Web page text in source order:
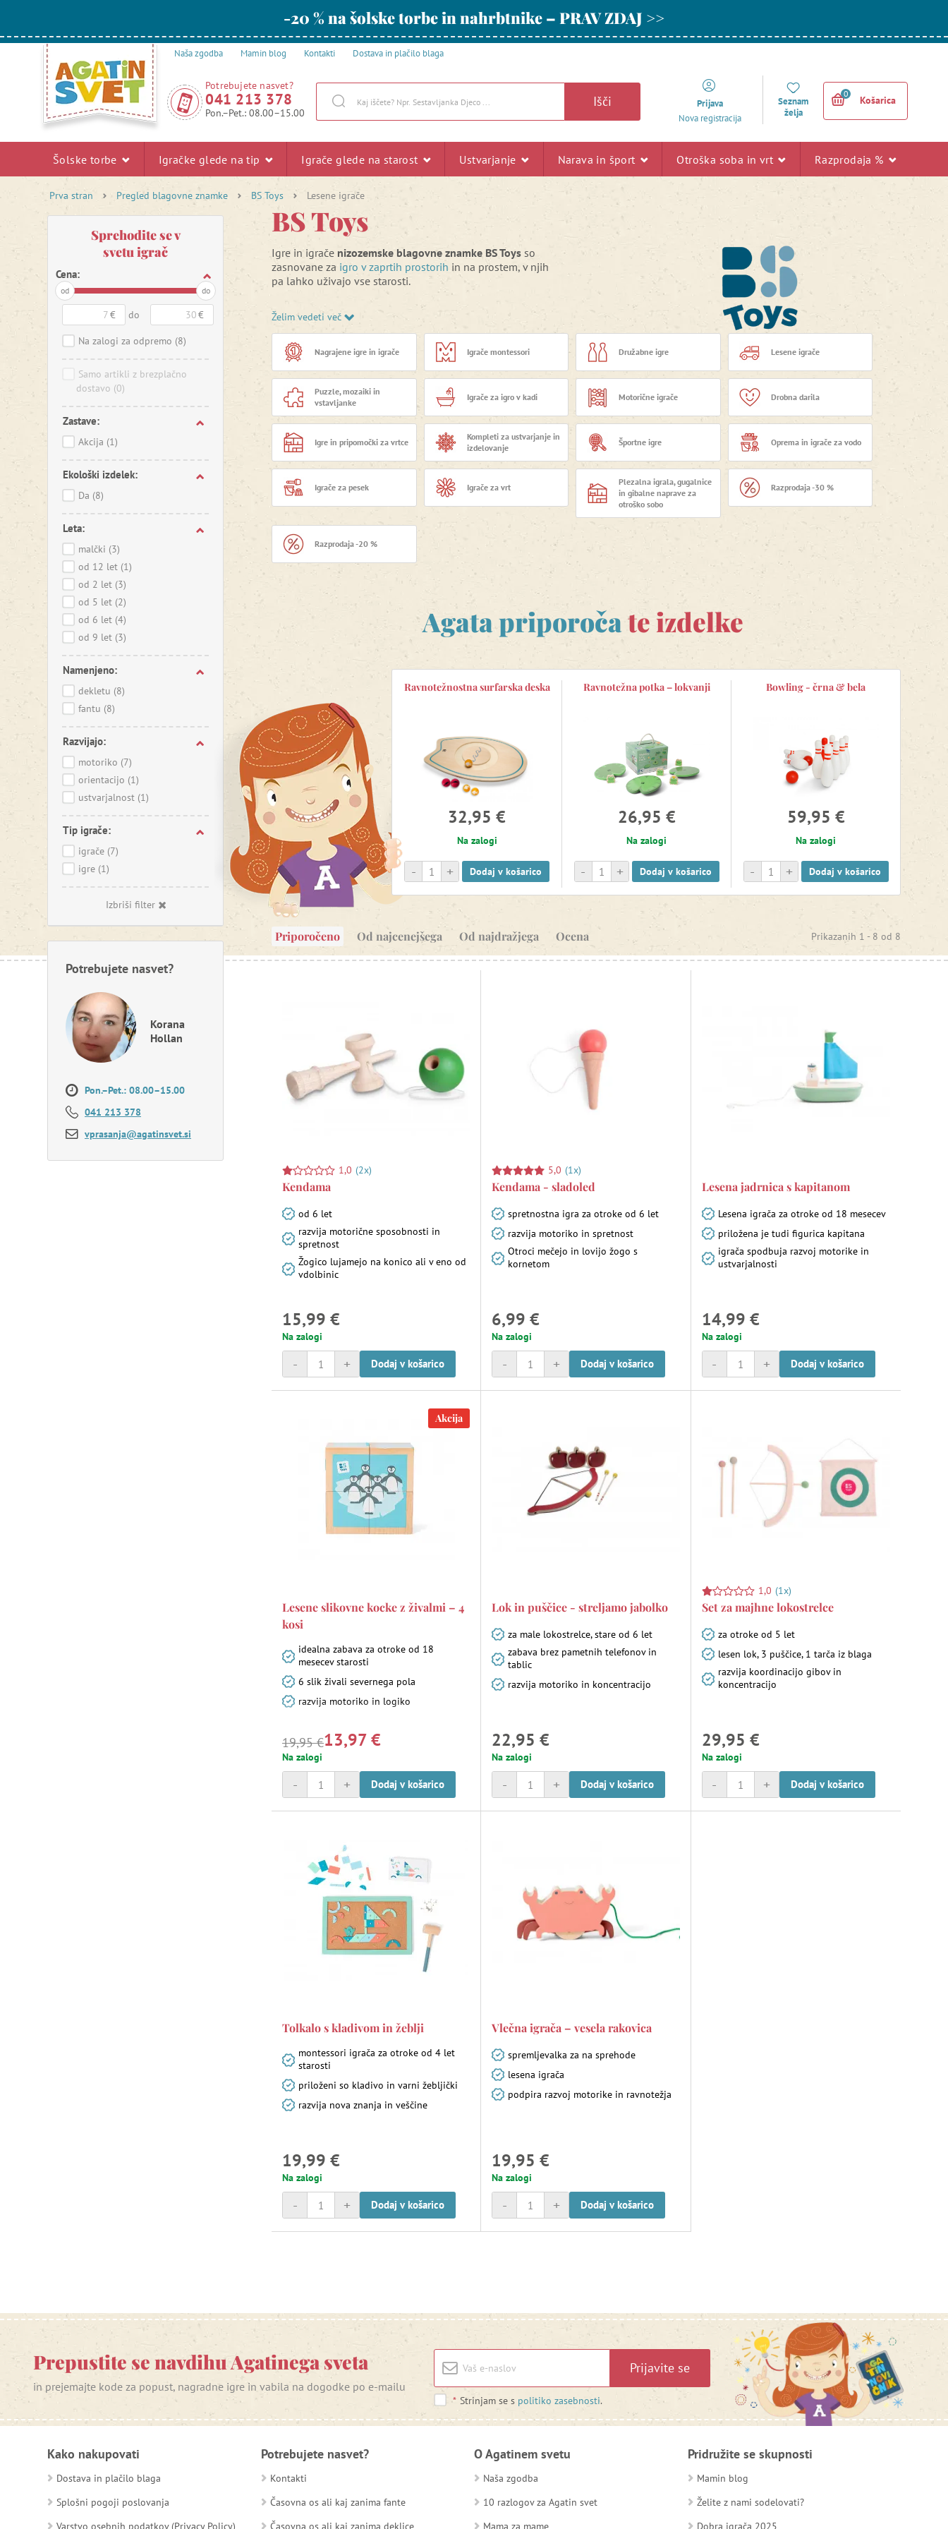
-20 % na šolske torbe in nahrbtnike – PRAV ZDAJ >>
Naša zgodba Mamin blog Kontakti Dostava in plačilo blaga
Potrebujete nasvet?
041 213 378
Pon.–Pet.: 08.00–15.00
Išči
Prijava
Nova registracija
Seznam
želja
0
Košarica
Šolske torbe Igračke glede na tip Igrače glede na starost Ustvarjanje Narava in šport Otroška soba in vrt Razprodaja %
Prva stran Pregled blagovne znamke BS Toys Lesene igrače
Sprehodite se v
svetu igrač
Cena:
od do
€ do €
Na zalogi za odpremo (8)
Samo artikli z brezplačno
dostavo (0)
Zastave:
Akcija (1)
Ekološki izdelek:
Da (8)
Leta:
malčki (3)
od 12 let (1)
od 2 let (3)
od 5 let (2)
od 6 let (4)
od 9 let (3)
Namenjeno:
dekletu (8)
fantu (8)
Razvijajo:
motoriko (7)
orientacijo (1)
ustvarjalnost (1)
Tip igrače:
igrače (7)
igre (1)
Izbriši filter
Potrebujete nasvet?
Korana
Hollan
Pon.–Pet.: 08.00–15.00
041 213 378
vprasanja@agatinsvet.si
BS Toys
Igre in igrače nizozemske blagovne znamke BS Toys so
zasnovane za igro v zaprtih prostorih in na prostem, v njih
pa lahko uživajo vse starosti.
Večina iger in igrač BS Toys ima certifikat FSC®.
Preizkusite spretnost in ravnotežje nalesenih hoduljahali
usklajujte gibanje in koncentracijo hkrati naravnotežnostni
deski .
Želim vedeti več
Nagrajene igre in igrače Igrače montessori Družabne igre Lesene igrače
Puzzle, mozaiki in
vstavljanke
Igrače za igro v kadi Motorične igrače Drobna darila
Igre in pripomočki za vrtce
Kompleti za ustvarjanje in
izdelovanje
Športne igre Oprema in igrače za vodo
Igrače za pesek Igrače za vrt
Plezalna igrala, gugalnice
in gibalne naprave za
otroško sobo
Razprodaja -30 %
Razprodaja -20 %
Agata priporočate izdelke
Ravnotežnostna surfarska deska
32,95 €
Na zalogi
+
- Dodaj v košarico
Ravnotežna potka – lokvanji
26,95 €
Na zalogi
+
- Dodaj v košarico
Bowling - črna & bela
59,95 €
Na zalogi
+
- Dodaj v košarico
Priporočeno Od najcenejšega Od najdražjega Ocena Prikazanih 1 - 8 od 8
1,0 (2x)
Kendama
od 6 let
razvija motorične sposobnosti in
spretnost
Žogico lujamejo na konico ali v eno od
vdolbinic
15,99 €
Na zalogi
+
- Dodaj v košarico
5,0 (1x)
Kendama - sladoled
spretnostna igra za otroke od 6 let
razvija motoriko in spretnost
Otroci mečejo in lovijo žogo s
kornetom
6,99 €
Na zalogi
+
- Dodaj v košarico
Lesena jadrnica s kapitanom
Lesena igrača za otroke od 18 mesecev
priložena je tudi figurica kapitana
igrača spodbuja razvoj motorike in
ustvarjalnosti
14,99 €
Na zalogi
+
- Dodaj v košarico
Akcija
Lesene slikovne kocke z živalmi – 4
kosi
idealna zabava za otroke od 18
mesecev starosti
6 slik živali severnega pola
razvija motoriko in logiko
19,95 €13,97 €
Na zalogi
+
- Dodaj v košarico
Lok in puščice - streljamo jabolko
za male lokostrelce, stare od 6 let
zabava brez pametnih telefonov in
tablic
razvija motoriko in koncentracijo
22,95 €
Na zalogi
+
- Dodaj v košarico
1,0 (1x)
Set za majhne lokostrelce
za otroke od 5 let
lesen lok, 3 puščice, 1 tarča iz blaga
razvija koordinacijo gibov in
koncentracijo
29,95 €
Na zalogi
+
- Dodaj v košarico
Tolkalo s kladivom in žeblji
montessori igrača za otroke od 4 let
starosti
priloženi so kladivo in varni žebljički
razvija nova znanja in veščine
19,99 €
Na zalogi
+
- Dodaj v košarico
Vlečna igrača – vesela rakovica
spremljevalka za na sprehode
lesena igrača
podpira razvoj motorike in ravnotežja
19,95 €
Na zalogi
+
- Dodaj v košarico
Prepustite se navdihu Agatinega sveta
in prejemajte kode za popust, nagradne igre in vabila na dogodke po e-mailu
Prijavite se
* Strinjam se s politiko zasebnosti.
Kako nakupovati
Dostava in plačilo blaga
Splošni pogoji poslovanja
Potrebujete nasvet?
Kontakti
Časovna os ali kaj zanima fante
O Agatinem svetu
Naša zgodba
10 razlogov za Agatin svet
Pridružite se skupnosti
Mamin blog
Želite z nami sodelovati?